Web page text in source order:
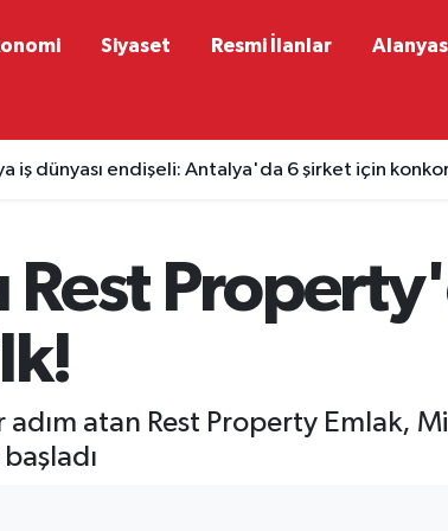
Siyaset Resmi İlanlar
iş dünyası endişeli: Antalya'da 6 şirket için
Rest
atan Rest Property Emlak,